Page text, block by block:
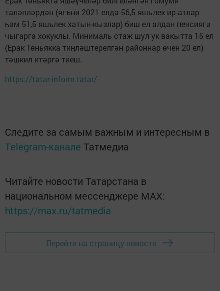
таләпләрдән (ягъни 2021 елда 56,5 яшьлек ир-атлар
һәм 51,5 яшьлек хатын-кызлар) биш ел алдан пенсиягә
чыгарга хокуклы. Минималь стаж шул ук вакытта 15 ел
(Ерак Төньякка тиңләштерелгән районнар өчен 20 ел)
тәшкил итәргә тиеш.
https://tatar-inform.tatar/
Следите за самым важным и интересным в
Telegram-канале Татмедиа
Читайте новости Татарстана в
национальном мессенджере MАХ:
https://max.ru/tatmedia
Перейти на страницу новости